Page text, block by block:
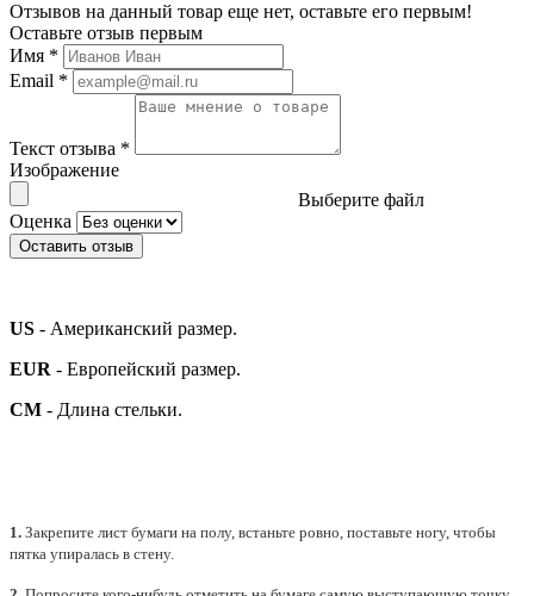
Отзывов на данный товар еще нет, оставьте его первым!
Оставьте отзыв первым
Имя *
Email *
Текст отзыва *
Изображение
Выберите файл
Оценка
Оставить отзыв
US - Американский размер.
EUR - Европейский размер.
СМ - Длина стельки.
1. Закрепите лист бумаги на полу, встаньте ровно, поставьте ногу, чтобы
пятка упиралась в стену.